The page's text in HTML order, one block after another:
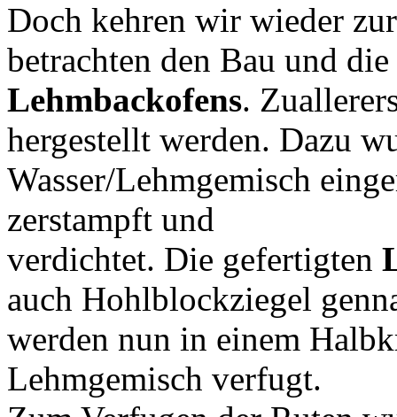
Doch kehren wir wieder
betrachten den Bau und
Lehmbackofens.
hergestellt werden. Dazu
Wasser/Lehmgemisch
zerstampft und
verdichtet. Die gefertigten
auch Hohlblockziegel
werden nun in einem
Lehmgemisch verfugt.